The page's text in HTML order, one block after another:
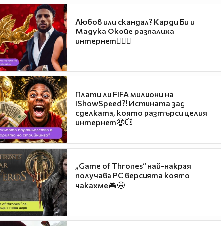
Любов или скандал? Карди Би и
Мадука Окойе разпалиха
интернет❤️‍🔥🔥
Плати ли FIFA милиони на
IShowSpeed?! Истината зад
сделката, която разтърси целия
интернет🤑💥
„Game of Thrones“ най-накрая
получава PC версията която
чакахме🎮🤩